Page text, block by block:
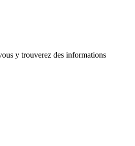
y trouverez des informations